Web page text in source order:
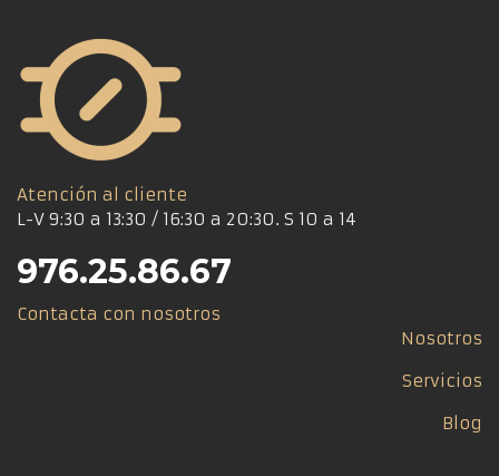
Atención al cliente
L-V 9:30 a 13:30 / 16:30 a 20:30. S 10 a 14
976.25.86.67
Contacta con nosotros
Nosotros
Servicios
Blog